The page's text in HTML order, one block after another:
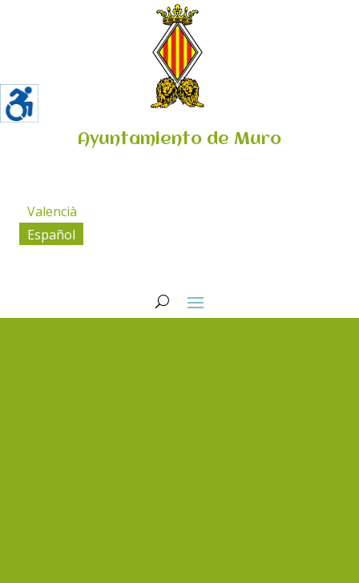
Ayuntamiento de Muro
Valencià
Español